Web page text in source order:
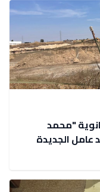
"محمد
عامل الجديدة